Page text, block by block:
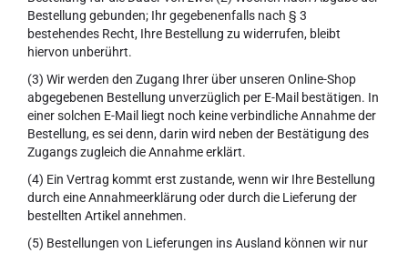
Bestellung gebunden; Ihr gegebenenfalls nach § 3
bestehendes Recht, Ihre Bestellung zu widerrufen, bleibt
hiervon unberührt.
(3) Wir werden den Zugang Ihrer über unseren Online-Shop
abgegebenen Bestellung unverzüglich per E-Mail bestätigen. In
einer solchen E-Mail liegt noch keine verbindliche Annahme der
Bestellung, es sei denn, darin wird neben der Bestätigung des
Zugangs zugleich die Annahme erklärt.
(4) Ein Vertrag kommt erst zustande, wenn wir Ihre Bestellung
durch eine Annahmeerklärung oder durch die Lieferung der
bestellten Artikel annehmen.
(5) Bestellungen von Lieferungen ins Ausland können wir nur